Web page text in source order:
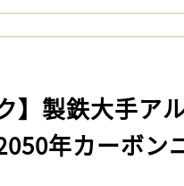
】製鉄大手ア
年カーボン